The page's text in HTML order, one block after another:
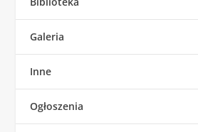
Galeria
Inne
Ogłoszenia